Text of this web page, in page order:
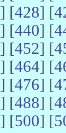
] [428] [
] [440] [
] [452] [
] [464] [
] [476] [
] [488] [
] [500] [